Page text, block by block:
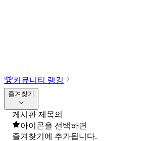
🏆커뮤니티 랭킹
즐겨찾기
게시판 제목의
아이콘을 선택하면
즐겨찾기에 추가됩니다.